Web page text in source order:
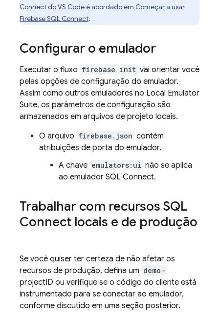
Connect do VS Code é abordado em Começar a usar
Firebase SQL Connect.
Configurar o emulador
Executar o fluxo firebase init vai orientar você
pelas opções de configuração do emulador.
Assim como outros emuladores no Local Emulator
Suite, os parâmetros de configuração são
armazenados em arquivos de projeto locais.
O arquivo firebase.json contém
atribuições de porta do emulador.
A chave emulators:ui não se aplica
ao emulador SQL Connect.
Trabalhar com recursos SQL
Connect locais e de produção
Se você quiser ter certeza de não afetar os
recursos de produção, defina um demo-
projectID ou verifique se o código do cliente está
instrumentado para se conectar ao emulador,
conforme discutido em uma seção posterior.